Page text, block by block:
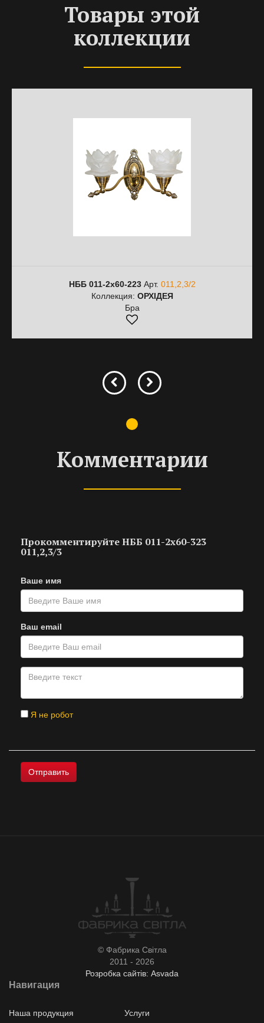
Товары этой
коллекции
НББ 011-2х60-223Арт. 011,2,3/2
Коллекция: ОРХІДЕЯ
Бра
Комментарии
Прокомментируйте НББ 011-2х60-323
011,2,3/3
Ваше имя
Ваш email
Я не робот
© Фабрика Світла
2011 - 2026
Розробка сайтів: Asvada
Навигация
Наша продукция Услуги